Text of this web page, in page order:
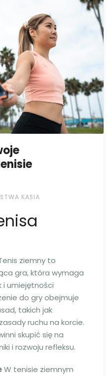
KASIA
ziemny to
gra, która wymaga
i umiejętności
do gry obejmuje
takich jak
ruchu na korcie.
skupić się na
i rozwoju refleksu.
W tenisie ziemnym